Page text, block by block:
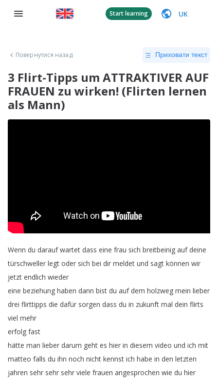
Start learning UK
Повернутися назад Приховати текст
3 Flirt-Tipps um ATTRAKTIVER AUF
FRAUEN zu wirken! (Flirten lernen
als Mann)
Wenn du darauf wartet dass eine frau sich breitbeinig auf deine
türschweller legt oder sich bei dir meldet und sagt können wir
jetzt endlich wieder
eine beziehung haben dann bist du auf dem holzweg mein lieber
drei flirttipps die dafür sorgen dass du in zukunft mal dein flirts
viel mehr
erfolg fast
hätte man lieber darum geht es hier in diesem video und ich mit
matteo falls du ihn noch nicht kennst ich habe in den letzten
jahren sehr sehr sehr viele frauen angesprochen wie du hier